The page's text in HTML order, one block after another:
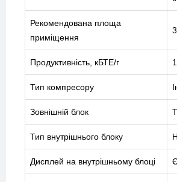
Рекомендована площа
приміщення
Продуктивність, кБТЕ/г
Тип компресору
Зовнішній блок
Тип внутрішнього блоку
Дисплей на внутрішньому блоці